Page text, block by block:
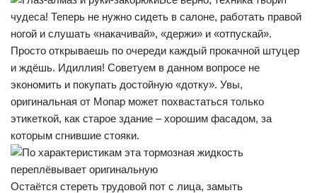
чудеса! Теперь не нужно сидеть в салоне, работать правой
ногой и слушать «накачивай», «держи» и «отпускай».
Просто открываешь по очереди каждый прокачной штуцер
и ждёшь. Идиллия! Советуем в данном вопросе не
экономить и покупать достойную «дотку». Увы,
оригинальная от Мопар может похвастаться только
этикеткой, как старое здание – хорошим фасадом, за
которым сгнившие стояки.
Остаётся стереть трудовой пот с лица, замыть